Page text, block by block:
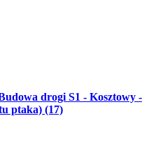
drogi S1 - Kosztowy -
ptaka) (17)